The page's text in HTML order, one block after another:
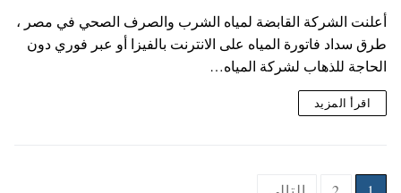
أعلنت الشركة القابضة لمياه الشرب والصرف الصحي في مصر ،
طرق سداد فاتورة المياه على الانترنت بالفيزا أو عبر فوري دون
الحاجة للذهاب لشركة المياه…
اقرأ المزيد